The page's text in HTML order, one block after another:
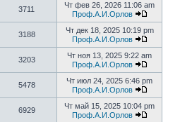
3711
Чт фев 26, 2026 11:06 am
Проф.А.И.Орлов
3188
Чт дек 18, 2025 10:19 pm
Проф.А.И.Орлов
3203
Чт ноя 13, 2025 9:22 am
Проф.А.И.Орлов
5478
Чт июл 24, 2025 6:46 pm
Проф.А.И.Орлов
6929
Чт май 15, 2025 10:04 pm
Проф.А.И.Орлов